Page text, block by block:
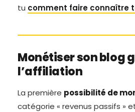
tu comment faire connaître
Monétiser son blog
l’affiliation
La première possibilité de
catégorie « revenus passifs »